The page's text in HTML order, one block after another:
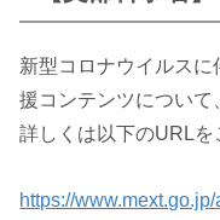
新型コロナウイルス
援コンテンツについて
詳しくは以下のURLを
https://